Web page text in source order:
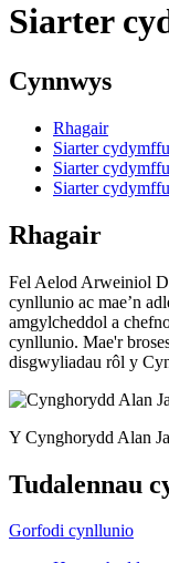
Siarter
Cynnwys
Rhagair
Siarter
Siarter
Siarter
Rhagair
Fel Aelod Arweiniol
cynllunio ac mae’n
amgylcheddol a
cynllunio. Mae'r
disgwyliadau rôl y
Y Cynghorydd Alan
Tudalennau
Gorfodi cynllunio